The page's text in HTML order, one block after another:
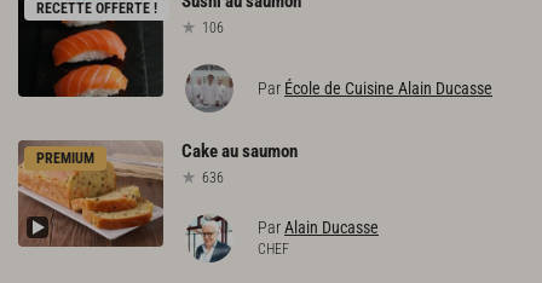
RECETTE OFFERTE !
106
Par École de Cuisine Alain Ducasse
PREMIUM Cakeausaumon
636
ParAlain Ducasse
CHEF